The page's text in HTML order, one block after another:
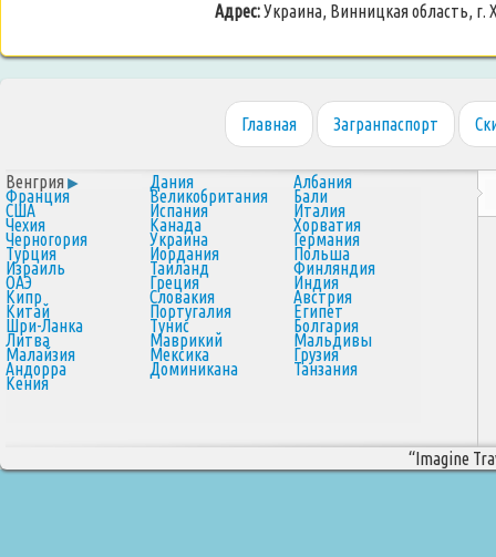
Адрес:Украина, Винницкая область, г.
Главная Загранпаспорт
Венгрия Дания Албания
Франция Великобритания Бали
США Испания Италия
Чехия Канада Хорватия
Черногория Украина Германия
Турция Иордания Польша
Израиль Таиланд Финляндия
ОАЭ Греция Индия
Кипр Словакия Австрия
Китай Португалия Египет
Шри-Ланка Тунис Болгария
Литва Маврикий Мальдивы
Малайзия Мексика Грузия
Андорра Доминикана Танзания
Кения
“Imagine